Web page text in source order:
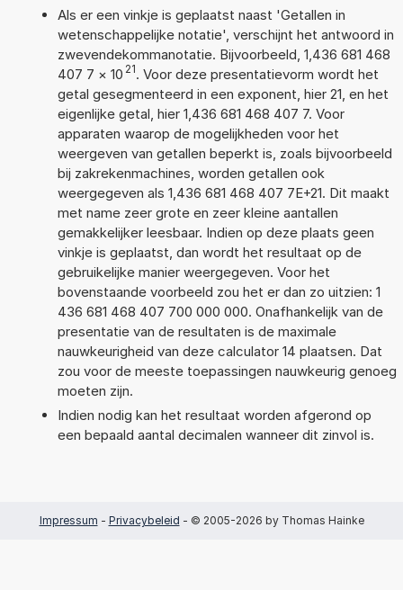
Als er een vinkje is geplaatst naast 'Getallen in
wetenschappelijke notatie', verschijnt het antwoord in
zwevendekommanotatie. Bijvoorbeeld, 1,436 681 468
407 7 × 10 21. Voor deze presentatievorm wordt het
getal gesegmenteerd in een exponent, hier 21, en het
eigenlijke getal, hier 1,436 681 468 407 7. Voor
apparaten waarop de mogelijkheden voor het
weergeven van getallen beperkt is, zoals bijvoorbeeld
bij zakrekenmachines, worden getallen ook
weergegeven als 1,436 681 468 407 7E+21. Dit maakt
met name zeer grote en zeer kleine aantallen
gemakkelijker leesbaar. Indien op deze plaats geen
vinkje is geplaatst, dan wordt het resultaat op de
gebruikelijke manier weergegeven. Voor het
bovenstaande voorbeeld zou het er dan zo uitzien: 1
436 681 468 407 700 000 000. Onafhankelijk van de
presentatie van de resultaten is de maximale
nauwkeurigheid van deze calculator 14 plaatsen. Dat
zou voor de meeste toepassingen nauwkeurig genoeg
moeten zijn.
Indien nodig kan het resultaat worden afgerond op
een bepaald aantal decimalen wanneer dit zinvol is.
Impressum - Privacybeleid - © 2005-2026 by Thomas Hainke